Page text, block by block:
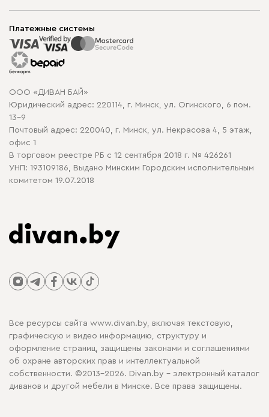
Способы оплаты
Рассрочка и кредит
Гарантия
Карта сайта
Политика конфиденциальности
Политика в отношении обработки cookie
Корпусная мебель
Распродажа мебели
Платежные системы
ООО «ДИВАН БАЙ»
Юридический адрес: 220114, г. Минск, ул. Огинского, 6 пом.
13-9
Почтовый адрес: 220040, г. Минск, ул. Некрасова 4, 5 этаж,
офис 1
В торговом реестре РБ с 12 сентября 2018 г. № 426261
УНП: 193109186, Выдано Минским Городским исполнительным
комитетом 19.07.2018
Все ресурсы сайта www.divan.by, включая текстовую,
графическую и видео информацию, структуру и
оформление страниц, защищены законами и соглашениями
об охране авторских прав и интеллектуальной
собственности. ©2013-2026. Divan.by - электронный каталог
диванов и другой мебели в Минске. Все права защищены.